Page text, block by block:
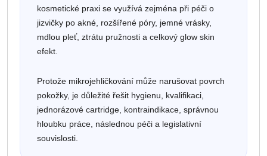
kosmetické praxi se využívá zejména při péči o
jizvičky po akné, rozšířené póry, jemné vrásky,
mdlou pleť, ztrátu pružnosti a celkový glow skin
efekt.
Protože mikrojehličkování může narušovat povrch
pokožky, je důležité řešit hygienu, kvalifikaci,
jednorázové cartridge, kontraindikace, správnou
hloubku práce, následnou péči a legislativní
souvislosti.